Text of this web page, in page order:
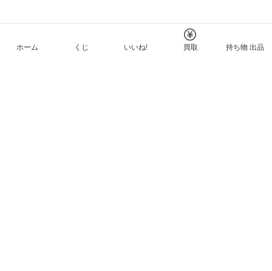
ホーム くじ いいね! 買取 持ち物 出品